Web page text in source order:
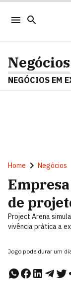
Negócios
NEGÓCIOS EM
Home Negócios
de
Project Arena
vivência prática a
Jogo pode durar um